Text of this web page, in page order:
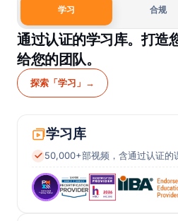
学习 合规
通过认证的学习库。打造
给您的团队。
探索「学习」 →
学习库
50,000+部视频，含通过认证的